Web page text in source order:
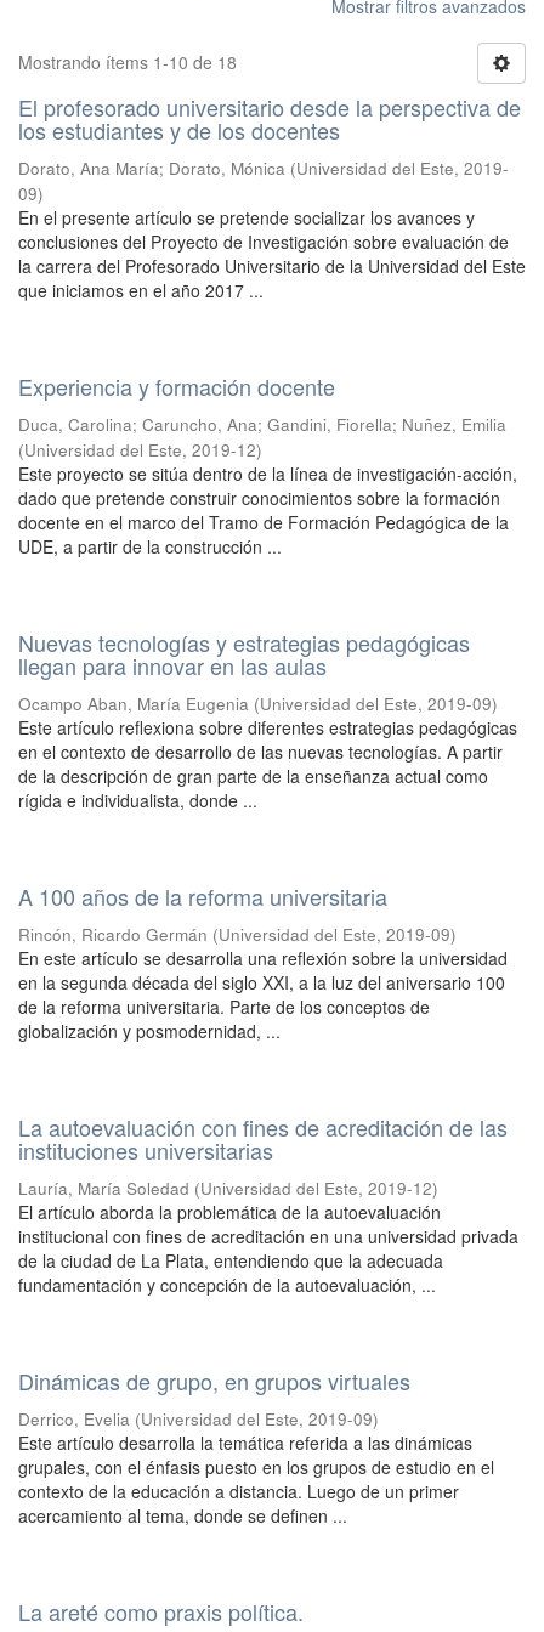
Mostrar filtros avanzados
Mostrando ítems 1-10 de 18
El profesorado universitario desde la perspectiva de
los estudiantes y de los docentes
Dorato, Ana María; Dorato, Mónica (Universidad del Este, 2019-
09)
En el presente artículo se pretende socializar los avances y
conclusiones del Proyecto de Investigación sobre evaluación de
la carrera del Profesorado Universitario de la Universidad del Este
que iniciamos en el año 2017 ...
Experiencia y formación docente
Duca, Carolina; Caruncho, Ana; Gandini, Fiorella; Nuñez, Emilia
(Universidad del Este, 2019-12)
Este proyecto se sitúa dentro de la línea de investigación-acción,
dado que pretende construir conocimientos sobre la formación
docente en el marco del Tramo de Formación Pedagógica de la
UDE, a partir de la construcción ...
Nuevas tecnologías y estrategias pedagógicas
llegan para innovar en las aulas
Ocampo Aban, María Eugenia (Universidad del Este, 2019-09)
Este artículo reflexiona sobre diferentes estrategias pedagógicas
en el contexto de desarrollo de las nuevas tecnologías. A partir
de la descripción de gran parte de la enseñanza actual como
rígida e individualista, donde ...
A 100 años de la reforma universitaria
Rincón, Ricardo Germán (Universidad del Este, 2019-09)
En este artículo se desarrolla una reflexión sobre la universidad
en la segunda década del siglo XXI, a la luz del aniversario 100
de la reforma universitaria. Parte de los conceptos de
globalización y posmodernidad, ...
La autoevaluación con fines de acreditación de las
instituciones universitarias
Lauría, María Soledad (Universidad del Este, 2019-12)
El artículo aborda la problemática de la autoevaluación
institucional con fines de acreditación en una universidad privada
de la ciudad de La Plata, entendiendo que la adecuada
fundamentación y concepción de la autoevaluación, ...
Dinámicas de grupo, en grupos virtuales
Derrico, Evelia (Universidad del Este, 2019-09)
Este artículo desarrolla la temática referida a las dinámicas
grupales, con el énfasis puesto en los grupos de estudio en el
contexto de la educación a distancia. Luego de un primer
acercamiento al tema, donde se definen ...
La areté como praxis política.